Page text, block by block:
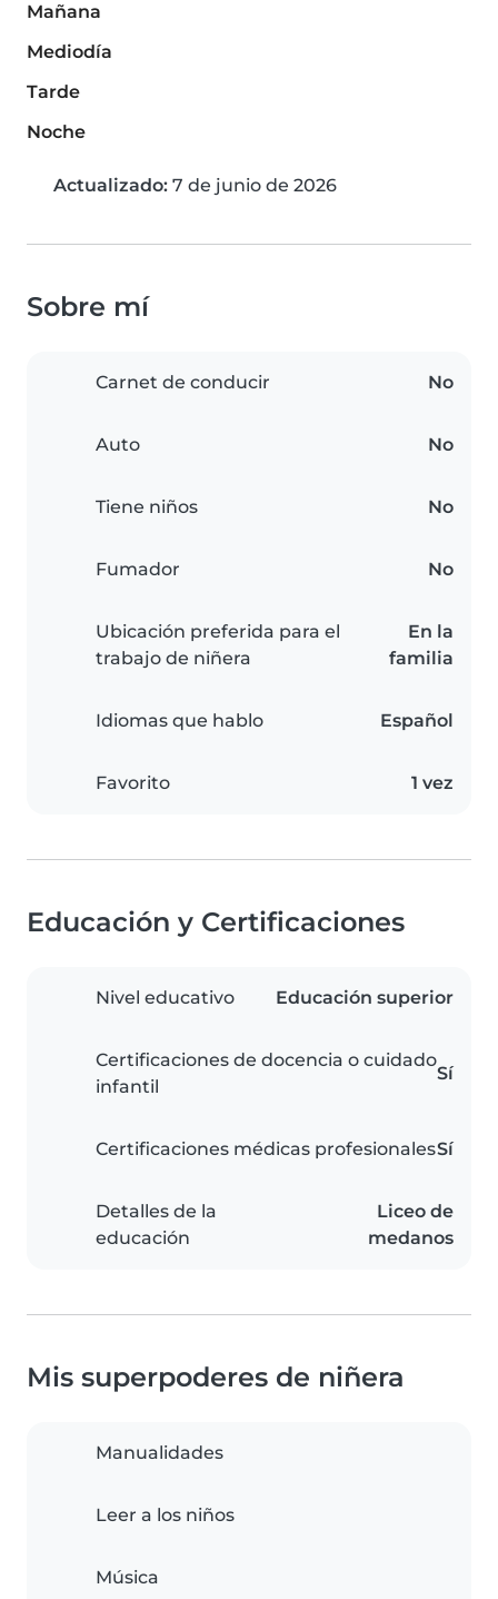
Mañana
Mediodía
Tarde
Noche
Actualizado: 7 de junio de 2026
Sobre mí
Carnet de conducir No
Auto No
Tiene niños No
Fumador No
Ubicación preferida para el
trabajo de niñera
En la
familia
Idiomas que hablo Español
Favorito 1 vez
Educación y Certificaciones
Nivel educativo Educación superior
Certificaciones de docencia o cuidado
infantil
Sí
Certificaciones médicas profesionalesSí
Detalles de la
educación
Liceo de
medanos
Mis superpoderes de niñera
Manualidades
Leer a los niños
Música